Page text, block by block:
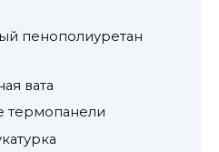
пенополиуретан
вата
термопанели